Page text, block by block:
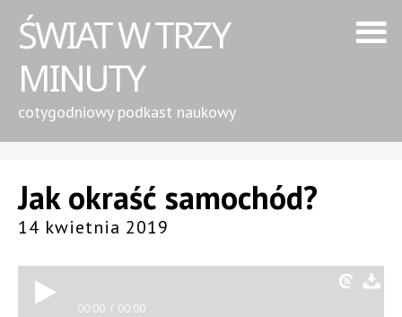
ŚWIAT W TRZY
MINUTY
cotygodniowy podkast naukowy
Jak okraść samochód?
14 kwietnia 2019
00:00 00:00